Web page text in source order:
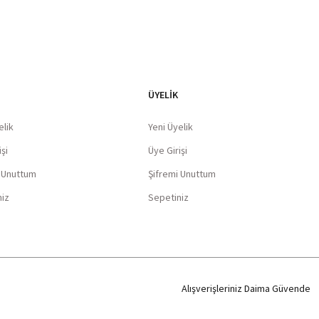
ÜYELİK
Yeni Üyelik
Üye Girişi
Şifremi Unuttum
Sepetiniz
Alışverişleriniz Daima Güvende